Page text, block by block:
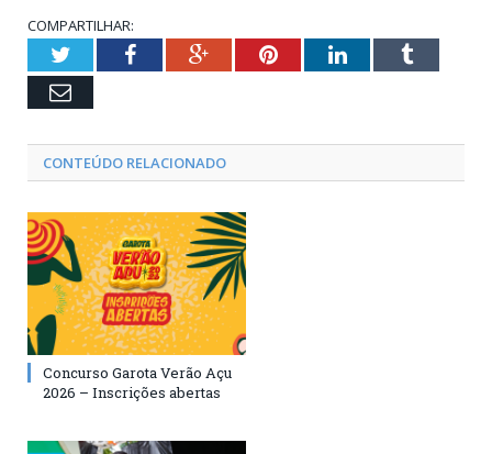
COMPARTILHAR:
TwitterFacebookGoogle+PinterestLinkedInTumblr
Email
CONTEÚDO RELACIONADO
Concurso Garota Verão Açu
2026 – Inscrições abertas